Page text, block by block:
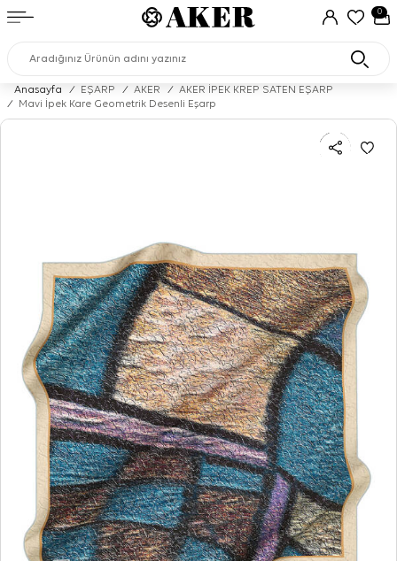
0
Anasayfa / EŞARP / AKER /
AKER İPEK KREP SATEN EŞARP
/
Mavi İpek Kare Geometrik Desenli Eşarp